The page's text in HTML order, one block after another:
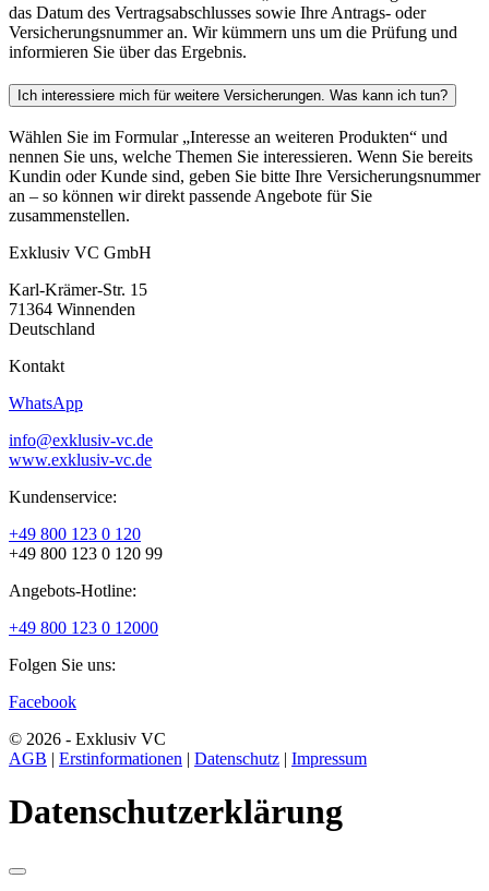
das Datum des Vertragsabschlusses sowie Ihre Antrags- oder
Versicherungsnummer an. Wir kümmern uns um die Prüfung und
informieren Sie über das Ergebnis.
Ich interessiere mich für weitere Versicherungen. Was kann ich tun?
Wählen Sie im Formular „Interesse an weiteren Produkten“ und
nennen Sie uns, welche Themen Sie interessieren. Wenn Sie bereits
Kundin oder Kunde sind, geben Sie bitte Ihre Versicherungsnummer
an – so können wir direkt passende Angebote für Sie
zusammenstellen.
Exklusiv VC GmbH
Karl-Krämer-Str. 15
71364 Winnenden
Deutschland
Kontakt
WhatsApp
info@exklusiv-vc.de
www.exklusiv-vc.de
Kundenservice:
+49 800 123 0 120
+49 800 123 0 120 99
Angebots-Hotline:
+49 800 123 0 12000
Folgen Sie uns:
Facebook
© 2026 - Exklusiv VC
AGB | Erstinformationen | Datenschutz | Impressum
Datenschutzerklärung